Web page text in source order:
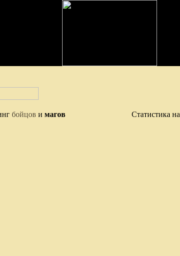
бойцов и магов Статистика на